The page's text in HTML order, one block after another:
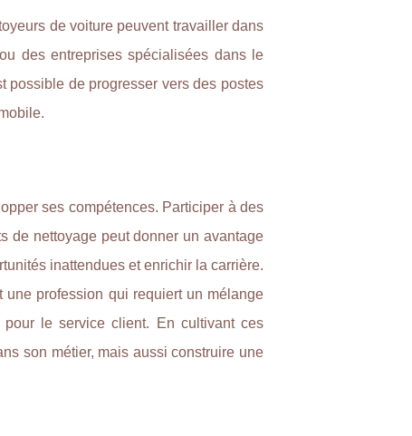
de voiture peuvent travailler dans
des entreprises spécialisées dans le
possible de progresser vers des postes
ses compétences. Participer à des
de nettoyage peut donner un avantage
inattendues et enrichir la carrière.
profession qui requiert un mélange
le service client. En cultivant ces
son métier, mais aussi construire une